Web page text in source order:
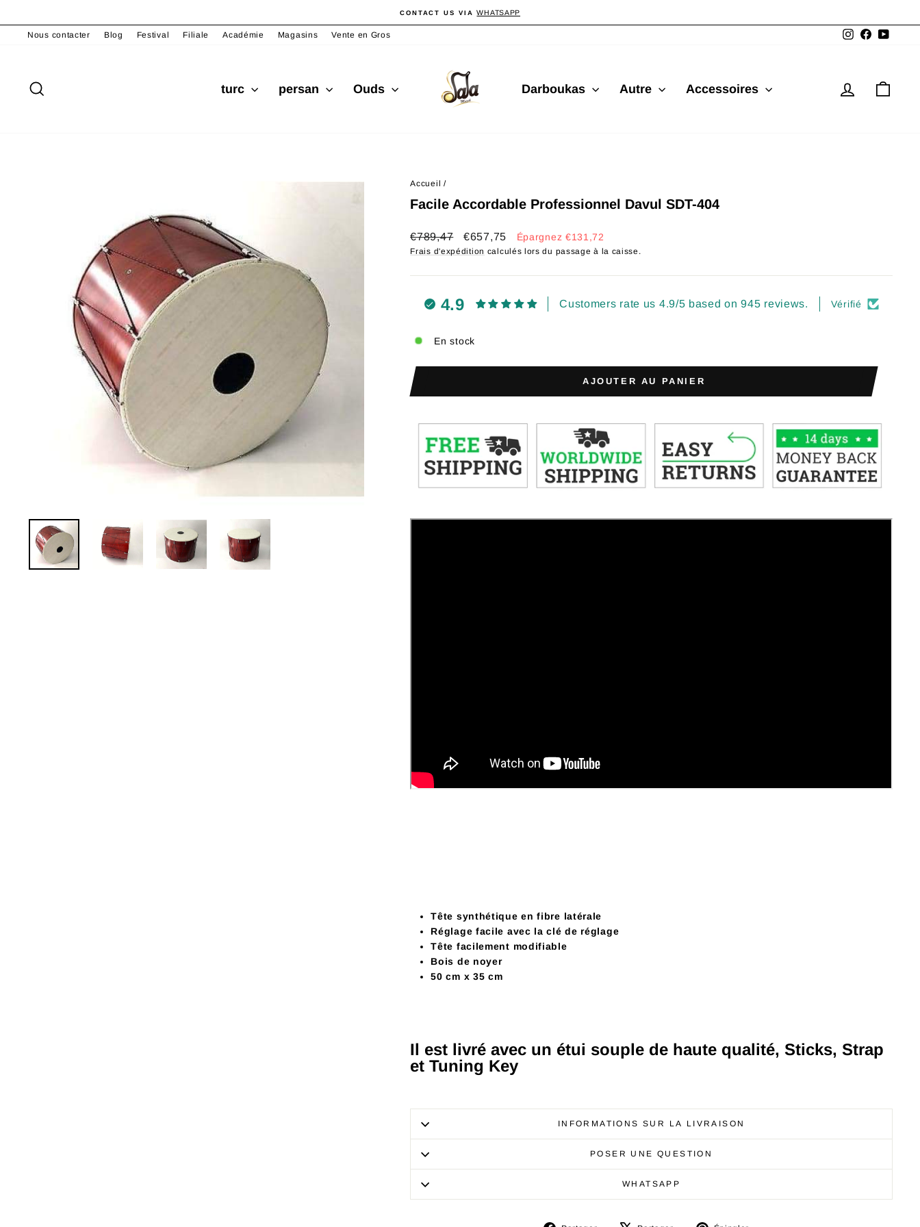
contenu
Diaporama
CONTACT US VIA WHATSAPP
Nous contacter Blog Festival Filiale Académie Magasins Vente en Gros InstagramFacebook
turc persan Ouds Darboukas Autre Accessoires Se
Accueil /
Facile Accordable Professionnel Davul SDT-404
Prix
régulier
€789,47
Prix
réduit
€657,75 Épargnez €131,72
Frais d'expédition calculés lors du passage à la caisse.
4.9 Customers rate us 4.9/5 based on 945 reviews. Vérifié
En stock
AJOUTER AU PANIER
Tête synthétique en fibre latérale
Réglage facile avec la clé de réglage
Tête facilement modifiable
Bois de noyer
50 cm x 35 cm
Il est livré avec un étui souple de haute qualité, Sticks, Strap
et Tuning Key
INFORMATIONS SUR LA LIVRAISON
POSER UNE QUESTION
WHATSAPP